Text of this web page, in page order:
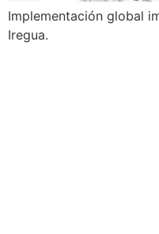
Implementación global
Iregua.